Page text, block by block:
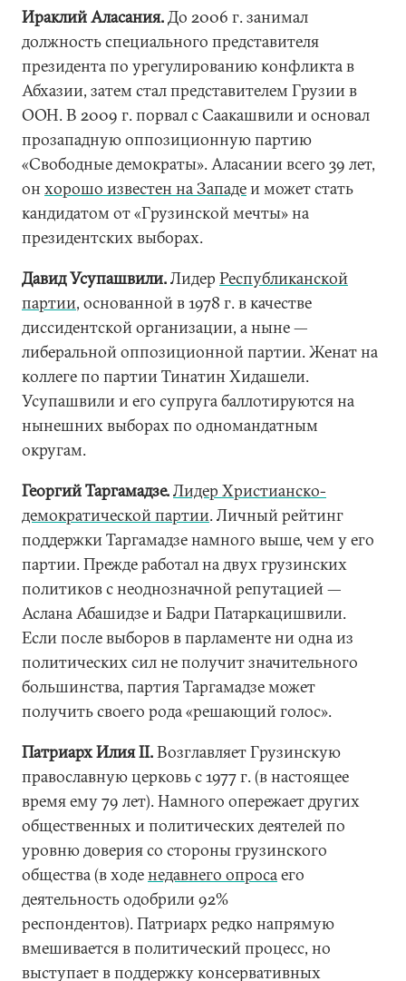
Ираклий Аласания.До 2006 г. занимал
должность специального представителя
президента по урегулированию конфликта в
Абхазии, затем стал представителем Грузии в
ООН. В 2009 г. порвал с Саакашвили и основал
прозападную оппозиционную партию
«Свободные демократы». Аласании всего 39 лет,
он хорошо известен на Западеи может стать
кандидатом от «Грузинской мечты» на
президентских выборах.
Давид Усупашвили.Лидер Республиканской
партии, основанной в 1978 г. в качестве
диссидентской организации, а ныне —
либеральной оппозиционной партии. Женат на
коллеге по партии Тинатин Хидашели.
Усупашвили и его супруга баллотируются на
нынешних выборах по одномандатным
округам.
Георгий Таргамадзе.Лидер Христианско-
демократической партии. Личный рейтинг
поддержки Таргамадзе намного выше, чем у его
партии. Прежде работал на двух грузинских
политиков с неоднозначной репутацией —
Аслана Абашидзе и Бадри Патаркацишвили.
Если после выборов в парламенте ни одна из
политических сил не получит значительного
большинства, партия Таргамадзе может
получить своего рода «решающий голос».
Патриарх Илия II.Возглавляет Грузинскую
православную церковь с 1977 г. (в настоящее
время ему 79 лет). Намного опережает других
общественных и политических деятелей по
уровню доверия со стороны грузинского
общества (в ходенедавнего опросаего
деятельность одобрили 92%
респондентов). Патриарх редко напрямую
вмешивается в политический процесс, но
выступает в поддержку консервативных